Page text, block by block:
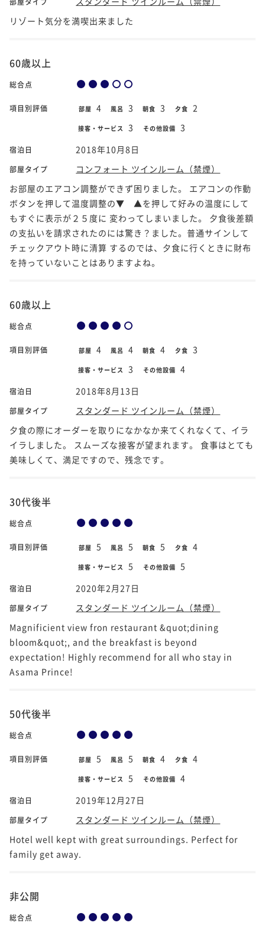
リゾート気分を満喫出来ました
60歳以上
総合点
項目別評価 部屋 4 風呂 3 朝食 3 夕食 2
接客・サービス 3 その他設備 3
宿泊日 2018年10月8日
部屋タイプ
コンフォート ツインルーム（禁煙）
お部屋のエアコン調整ができず困りました。 エアコンの作動
ボタンを押して温度調整の▼ ▲を押して好みの温度にして
もすぐに表示が２５度に 変わってしまいました。 夕食後差額
の支払いを請求されたのには驚き？ました。普通サインして
チェックアウト時に清算 するのでは、夕食に行くときに財布
を持っていないことはありますよね。
60歳以上
総合点
項目別評価 部屋 4 風呂 4 朝食 4 夕食 3
接客・サービス 3 その他設備 4
宿泊日 2018年8月13日
部屋タイプ
スタンダード ツインルーム（禁煙）
夕食の際にオーダーを取りになかなか来てくれなくて、イラ
イラしました。 スムーズな接客が望まれます。 食事はとても
美味しくて、満足ですので、残念です。
30代後半
総合点
項目別評価 部屋 5 風呂 5 朝食 5 夕食 4
接客・サービス 5 その他設備 5
宿泊日 2020年2月27日
部屋タイプ
スタンダード ツインルーム（禁煙）
Magnificient view fron restaurant &quot;dining
bloom&quot;, and the breakfast is beyond
expectation! Highly recommend for all who stay in
Asama Prince!
50代後半
総合点
項目別評価 部屋 5 風呂 5 朝食 4 夕食 4
接客・サービス 5 その他設備 4
宿泊日 2019年12月27日
部屋タイプ
スタンダード ツインルーム（禁煙）
Hotel well kept with great surroundings. Perfect for
family get away.
非公開
総合点